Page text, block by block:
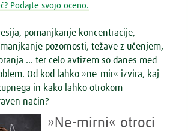
Podajte svojo oceno.
pomanjkanje koncentracije,
pozornosti, težave z učenjem,
... ter celo avtizem so danes med
Od kod lahko »ne-mir« izvira, kaj
in kako lahko otrokom
način?
»Ne-mirni« otroci